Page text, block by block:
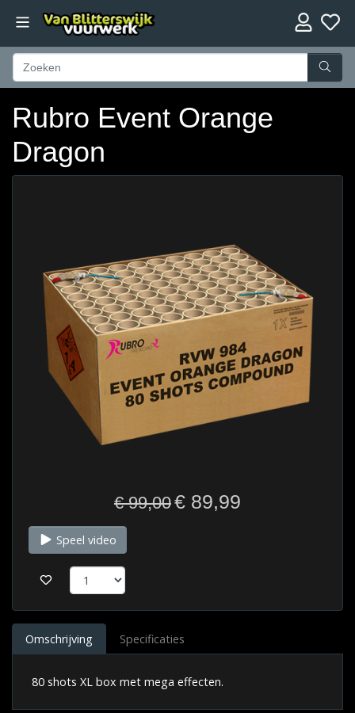
Rubro Event Orange
Dragon
€ 99,00€ 89,99
Speel video
Omschrijving Specificaties
80 shots XL box met mega effecten.